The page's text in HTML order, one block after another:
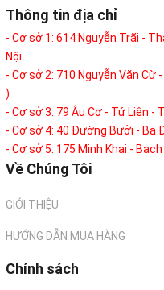
Thông tin địa chỉ
- Cơ sở 1: 614 Nguyễn Trãi -
Nội
- Cơ sở 2: 710 Nguyễn Văn Cừ
)
- Cơ sở 3: 79 Âu Cơ - Tứ Liên -
- Cơ sở 4: 40 Đường Bưởi - Ba
- Cơ sở 5: 175 Minh Khai - Bạch
Về Chúng Tôi
GIỚI THIỆU
HƯỚNG DẪN MUA HÀNG
Chính sách